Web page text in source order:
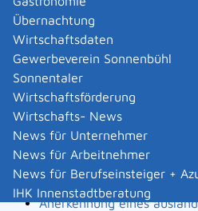
Übernachtung
Wirtschaftsdaten
Gewerbeverein Sonnenbühl
Sonnentaler
Wirtschaftsförderung
Wirtschafts- News
News für Unternehmer
News für Arbeitnehmer
News für Berufseinsteiger +
IHK Innenstadtberatung
Bürgergeld mitteilen
Änderung persönlicher
mitteilen
Änderungen an die
Anerkennung als
beantragen
Anerkennung als
Anerkennung als Prüf-,
Überwachungsstelle (PÜZ-
Landesbauordnung
Anerkennung eines